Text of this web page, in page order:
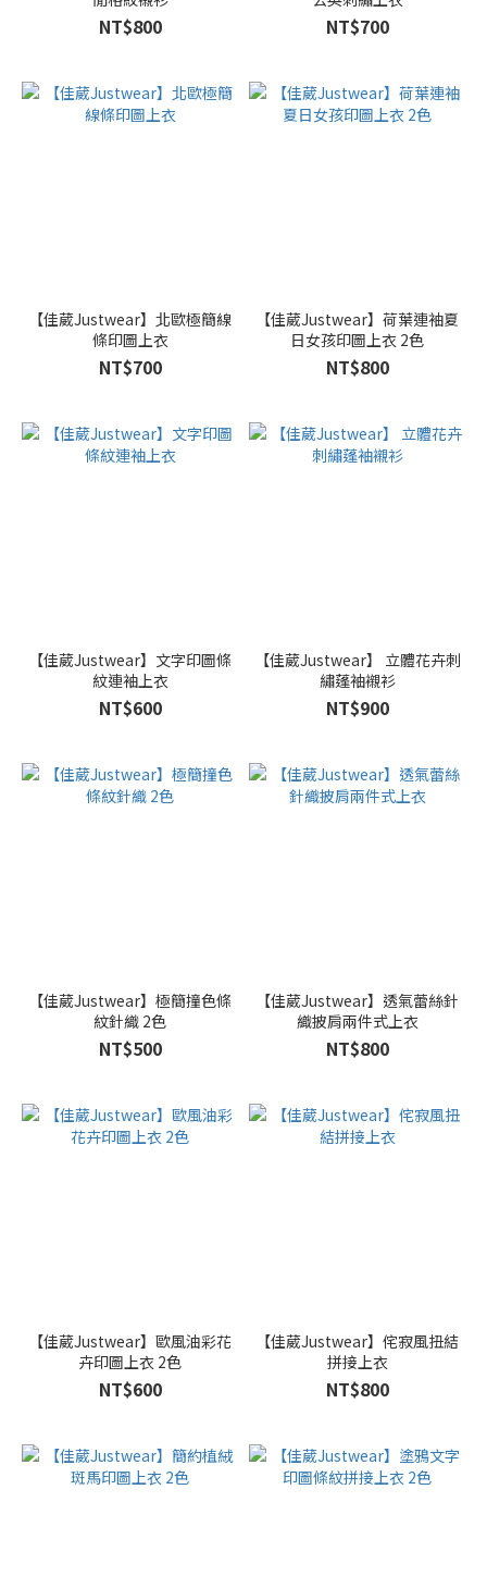
NT$800 NT$700
【佳葳Justwear】北歐極簡線
條印圖上衣
NT$700
【佳葳Justwear】荷葉連袖夏
日女孩印圖上衣 2色
NT$800
【佳葳Justwear】文字印圖條
紋連袖上衣
NT$600
【佳葳Justwear】 立體花卉刺
繡蓬袖襯衫
NT$900
【佳葳Justwear】極簡撞色條
紋針織 2色
NT$500
【佳葳Justwear】透氣蕾絲針
織披肩兩件式上衣
NT$800
【佳葳Justwear】歐風油彩花
卉印圖上衣 2色
NT$600
【佳葳Justwear】侘寂風扭結
拼接上衣
NT$800